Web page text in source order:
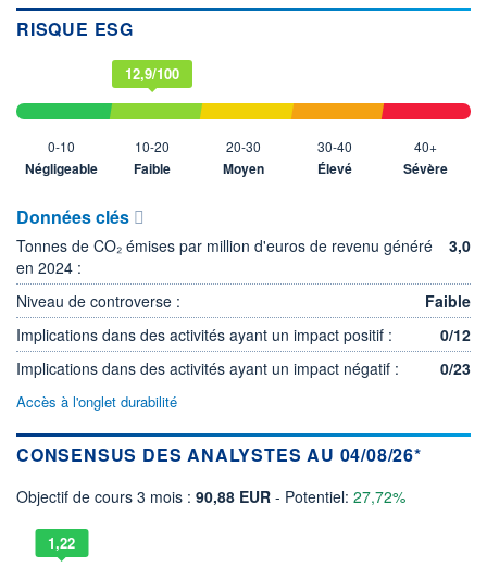
RISQUE ESG
0-10
Négligeable
12,9/100
10-20
Faible
20-30
Moyen
30-40
Élevé
40+
Sévère
Données clés
Tonnes de CO₂ émises par million d'euros de revenu généré
en 2024 :
3,0
Niveau de controverse :
Faible
Implications dans des activités ayant un impact positif :
0/12
Implications dans des activités ayant un impact négatif :
0/23
Accès à l'onglet durabilité
CONSENSUS DES ANALYSTES AU 04/08/26*
Objectif de cours 3 mois : 90,88 EUR - Potentiel: 27,72%
1,22